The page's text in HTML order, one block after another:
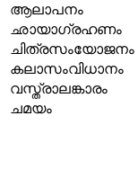
ആലാപനം
ഛായാഗ്രഹണം
ചിത്രസംയോജനം
കലാസംവിധാനം
വസ്ത്രാലങ്കാരം
ചമയം